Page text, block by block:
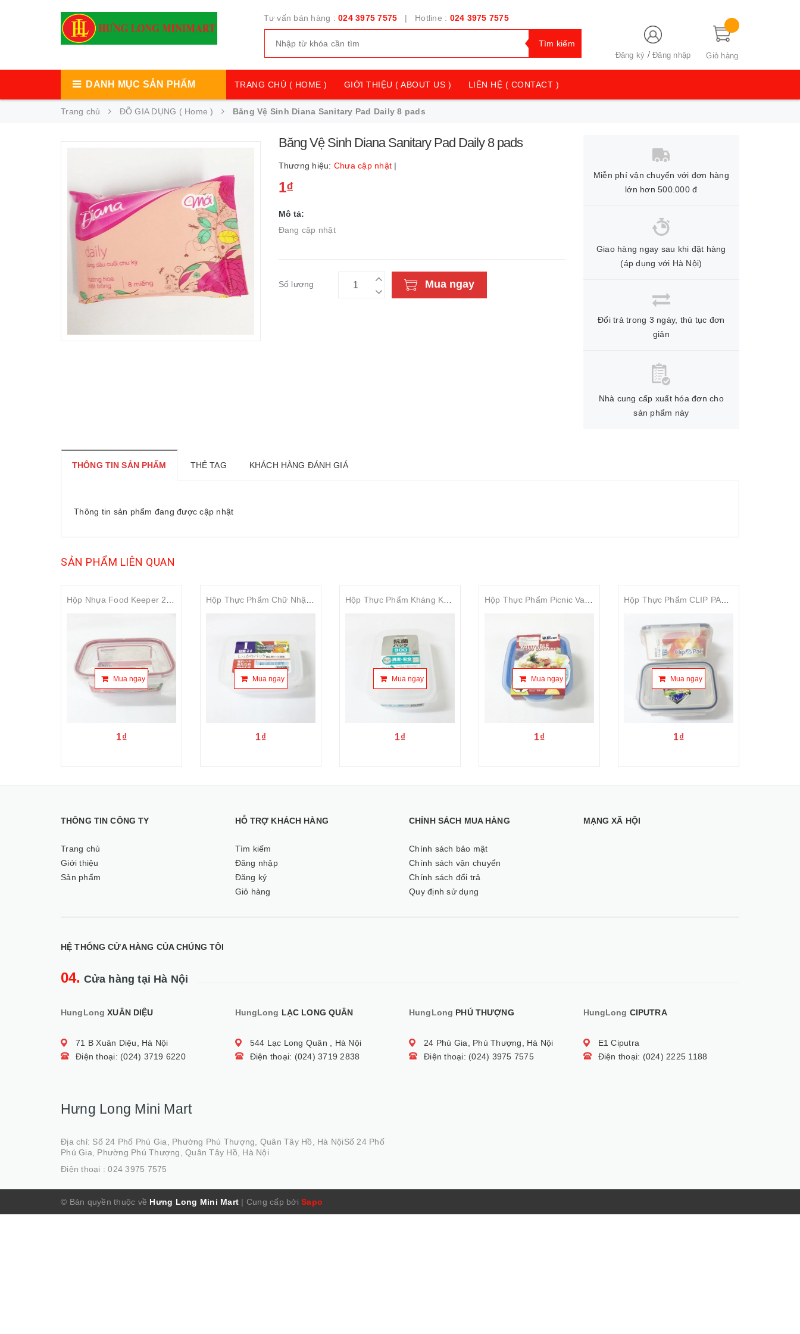
Tư vấn bán hàng : 024 3975 7575 | Hotline : 024 3975 7575
Tìm kiếm
Đăng ký /Đăng nhập Giỏ hàng
DANH MỤC SẢN PHẨM TRANG CHỦ ( HOME ) GIỚI THIỆU ( ABOUT US ) LIÊN HỆ ( CONTACT )
Trang chủ ĐỒ GIA DỤNG ( Home ) Băng Vệ Sinh Diana Sanitary Pad Daily 8 pads
Băng Vệ Sinh Diana Sanitary Pad Daily 8 pads
Thương hiệu: Chưa cập nhật |
1₫
Mô tả:
Đang cập nhật
Số lượng Mua ngay
Miễn phí vận chuyển với đơn hàng
lớn hơn 500.000 đ
Giao hàng ngay sau khi đặt hàng
(áp dụng với Hà Nội)
Đổi trả trong 3 ngày, thủ tục đơn
giản
Nhà cung cấp xuất hóa đơn cho
sản phẩm này
THÔNG TIN SẢN PHẨM THẺ TAG KHÁCH HÀNG ĐÁNH GIÁ
Thông tin sản phẩm đang được cập nhật
SẢN PHẨM LIÊN QUAN
Mua ngay
1₫
Mua ngay
1₫
Hộp Thực Phẩm Kháng Khuẩn Ag+ 900ml
Mua ngay
1₫
Mua ngay
1₫
Hộp Thực Phẩm CLIP PAC 20,3oz 600ml
Mua ngay
1₫
THÔNG TIN CÔNG TY
Trang chủ
Giới thiệu
Sản phẩm
HỖ TRỢ KHÁCH HÀNG
Tìm kiếm
Đăng nhập
Đăng ký
Giỏ hàng
CHÍNH SÁCH MUA HÀNG
Chính sách bảo mật
Chính sách vận chuyển
Chính sách đổi trả
Quy định sử dụng
MẠNG XÃ HỘI
HỆ THỐNG CỬA HÀNG CỦA CHÚNG TÔI
04. Cửa hàng tại Hà Nội
HungLong XUÂN DIỆU
71 B Xuân Diệu, Hà Nội
Điện thoại: (024) 3719 6220
HungLong LẠC LONG QUÂN
544 Lạc Long Quân , Hà Nội
Điện thoại: (024) 3719 2838
HungLong PHÚ THƯỢNG
24 Phú Gia, Phú Thượng, Hà Nội
Điện thoại: (024) 3975 7575
HungLong CIPUTRA
E1 Ciputra
Điện thoại: (024) 2225 1188
Hưng Long Mini Mart
Địa chỉ: Số 24 Phố Phú Gia, Phường Phú Thượng, Quân Tây Hồ, Hà NộiSố 24 Phố
Phú Gia, Phường Phú Thượng, Quân Tây Hồ, Hà Nội
Điện thoại :024 3975 7575
© Bản quyền thuộc về Hưng Long Mini Mart | Cung cấp bởi Sapo